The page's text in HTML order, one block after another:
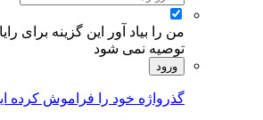
من را بیاد آور
این گزینه برای
توصیه نمی شود
ورود
گذرواژه خود را فراموش کرده